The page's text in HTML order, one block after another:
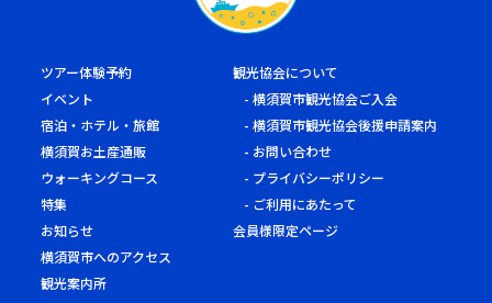
ツアー体験予約
イベント
宿泊・ホテル・旅館
横須賀お土産通販
ウォーキングコース
特集
お知らせ
横須賀市へのアクセス
観光案内所
観光協会について
横須賀市観光協会ご入会
横須賀市観光協会後援申請案内
お問い合わせ
プライバシーポリシー
ご利用にあたって
会員様限定ページ